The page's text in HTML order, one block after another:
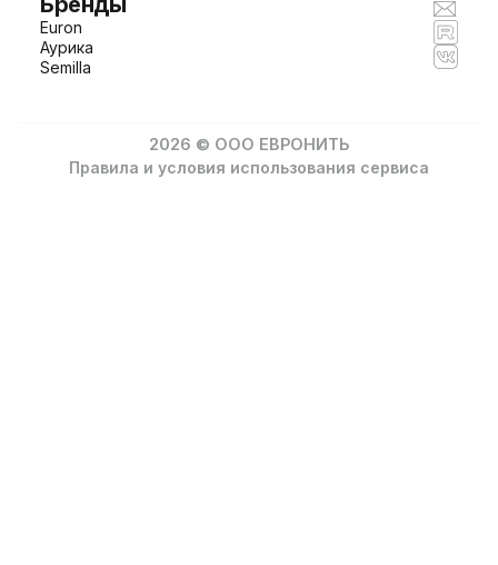
Euron
Аурика
Semilla
2026 © ООО ЕВРОНИТЬ
Правила и условия использования сервиса